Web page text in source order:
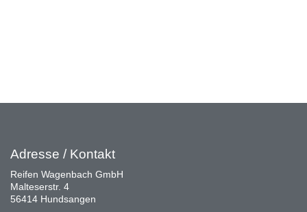
Adresse / Kontakt
Reifen Wagenbach GmbH
Malteserstr. 4
56414 Hundsangen